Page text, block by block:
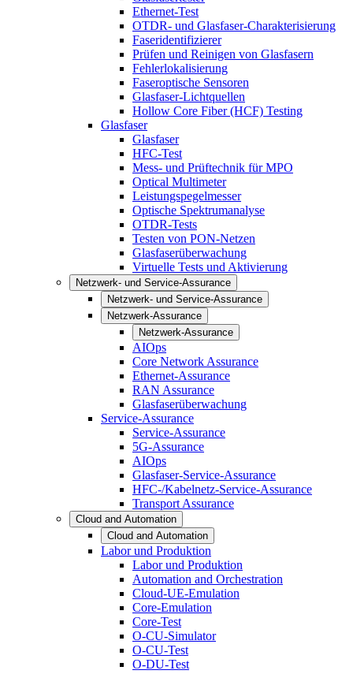
Ethernet-Test
OTDR- und Glasfaser-Charakterisierung
Faseridentifizierer
Prüfen und Reinigen von Glasfasern
Fehlerlokalisierung
Faseroptische Sensoren
Glasfaser-Lichtquellen
Hollow Core Fiber (HCF) Testing
Glasfaser
Glasfaser
HFC-Test
Mess- und Prüftechnik für MPO
Optical Multimeter
Leistungspegelmesser
Optische Spektrumanalyse
OTDR-Tests
Testen von PON-Netzen
Glasfaserüberwachung
Virtuelle Tests und Aktivierung
Netzwerk- und Service-Assurance
Netzwerk- und Service-Assurance
Netzwerk-Assurance
Netzwerk-Assurance
AIOps
Core Network Assurance
Ethernet-Assurance
RAN Assurance
Glasfaserüberwachung
Service-Assurance
Service-Assurance
5G-Assurance
AIOps
Glasfaser-Service-Assurance
HFC-/Kabelnetz-Service-Assurance
Transport Assurance
Cloud and Automation
Cloud and Automation
Labor und Produktion
Labor und Produktion
Automation and Orchestration
Cloud-UE-Emulation
Core-Emulation
Core-Test
O-CU-Simulator
O-CU-Test
O-DU-Test